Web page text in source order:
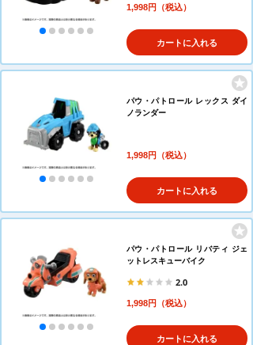
1,998円（税込）
カートに入れる
パウ・パトロール レックス ダイ
ノランダー
1,998円（税込）
カートに入れる
パウ・パトロール リバティ ジェ
ットレスキューバイク
2.0
1,998円（税込）
カートに入れる